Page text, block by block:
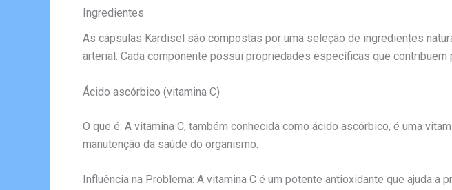
Ingredientes
As cápsulas Kardisel são compostas por uma seleção de ingredientes
arterial. Cada componente possui propriedades específicas que
Ácido ascórbico (vitamina C)
O que é: A vitamina C, também conhecida como ácido ascórbico, é uma
manutenção da saúde do organismo.
Influência na Problema: A vitamina C é um potente antioxidante que ajuda